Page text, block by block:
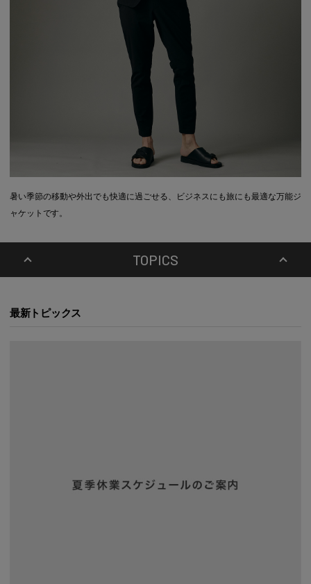
暑い季節の移動や外出でも快適に過ごせる、ビジネスにも旅にも最適な万能ジ
ャケットです。
TOPICS
最新トピックス